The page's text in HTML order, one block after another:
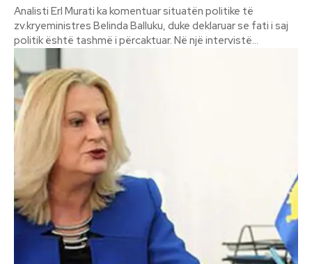
Analisti Erl Murati ka komentuar situatën politike të
zv.kryeministres Belinda Balluku, duke deklaruar se fati i saj
politik është tashmë i përcaktuar. Në një intervistë...